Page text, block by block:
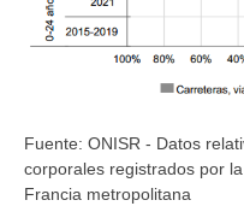
Fuente: ONISR - Datos
corporales registrados por
Francia metropolitana